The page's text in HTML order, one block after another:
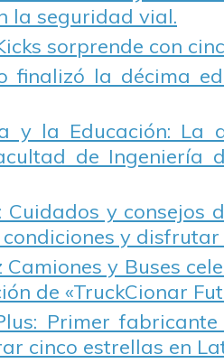
la seguridad vial.
sorprende con
finalizó la décima
y la Educación: La
de Ingeniería
Cuidados y consejos
y disfrutar
Camiones y Buses
de «TruckCionar
Primer
cinco estrellas en